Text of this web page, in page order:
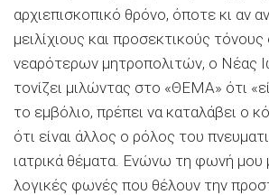
αρχιεπισκοπικό θρόνο, όποτε κι αν
μειλίχιους και προσεκτικούς
νεαρότερων μητροπολιτών, ο Νέας
τονίζει μιλώντας στο «ΘΕΜΑ» ότι
το εμβόλιο, πρέπει να καταλάβει ο
ότι είναι άλλος ο ρόλος του
ιατρικά θέματα. Ενώνω τη φωνή μου
λογικές φωνές που θέλουν την